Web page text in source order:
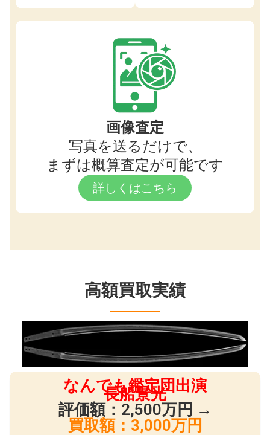
画像査定
写真を送るだけで、
まずは概算査定が可能です
詳しくはこちら
高額買取実績
なんでも鑑定団出演
長船景光
評価額：2,500万円 →
買取額：3,000万円